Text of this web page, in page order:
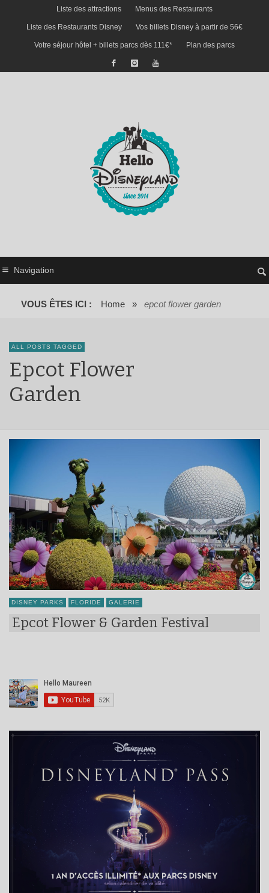
Liste des attractions Menus des Restaurants
Liste des Restaurants Disney Vos billets Disney à partir de 56€
Votre séjour hôtel + billets parcs dès 111€* Plan des parcs
Navigation
VOUS ÊTES ICI : Home » epcot flower garden
ALL POSTS TAGGED
Epcot Flower
Garden
DISNEY PARKS FLORIDE GALERIE
Epcot Flower & Garden Festival